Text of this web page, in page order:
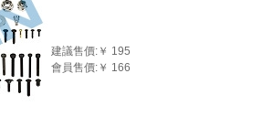
建議售價:￥ 195
會員售價:￥ 166